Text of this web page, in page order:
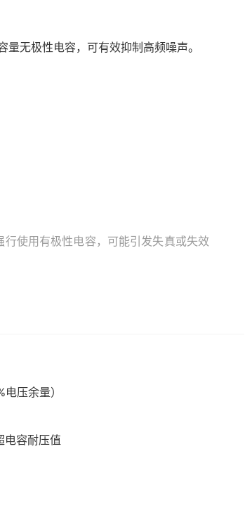
无极性电容，可有效抑制高频噪声。
使用有极性电容，可能引发失真或失效
压余量）
容耐压值